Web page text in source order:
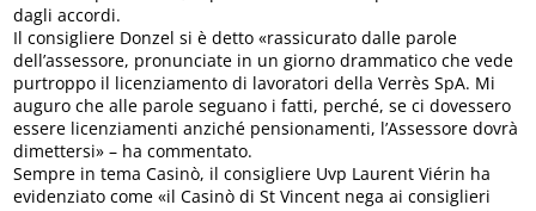
dagli accordi.
Il consigliere Donzel si è detto «rassicurato dalle parole
dell’assessore, pronunciate in un giorno drammatico che vede
purtroppo il licenziamento di lavoratori della Verrès SpA. Mi
auguro che alle parole seguano i fatti, perché, se ci dovessero
essere licenziamenti anziché pensionamenti, l’Assessore dovrà
dimettersi» – ha commentato.
Sempre in tema Casinò, il consigliere Uvp Laurent Viérin ha
evidenziato come «il Casinò di St Vincent nega ai consiglieri